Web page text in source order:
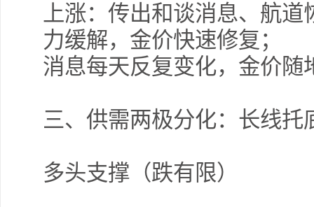
上涨：传出和谈消息、航
力缓解，金价快速修复；
消息每天反复变化，金价随
三、供需两极分化：长线托
多头支撑（跌有限）